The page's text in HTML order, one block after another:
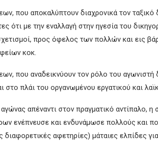
που αποκαλύπτουν διαχρονικά τον ταξικό
ότι με την εναλλαγή στην ηγεσία του
προς όφελος των πολλών και εις
κοκ.
που αναδεικνύουν τον ρόλο του αγωνιστή
στο πλάι του οργανωμένου εργατικού και
απέναντι στον πραγματικό αντίπαλο,
ενέπνευσε και ενδυνάμωσε πολλούς και
αφετηρίες) μάταιες ελπίδες